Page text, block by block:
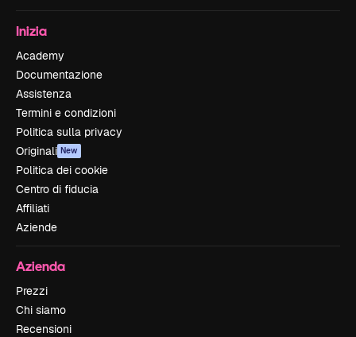
Inizia
Academy
Documentazione
Assistenza
Termini e condizioni
Politica sulla privacy
Originali New
Politica dei cookie
Centro di fiducia
Affiliati
Aziende
Azienda
Prezzi
Chi siamo
Recensioni